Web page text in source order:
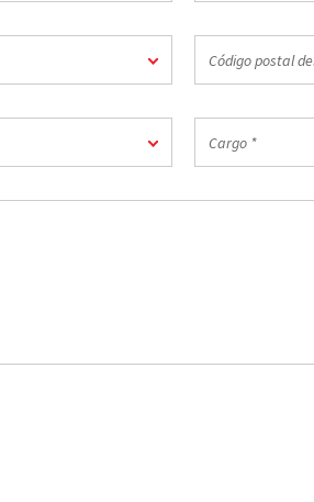
postal
trabajo